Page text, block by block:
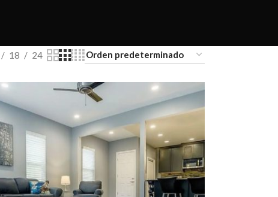
18 24